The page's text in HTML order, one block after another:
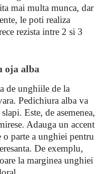
mai multa munca, dar
le poti realiza
rezista intre 2 si 3
oja alba
de unghiile de la
Pedichiura alba va
Este, de asemenea,
Adauga un accent
parte a unghiei pentru
De exemplu,
la marginea unghiei